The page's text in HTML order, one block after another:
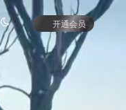
开通会员